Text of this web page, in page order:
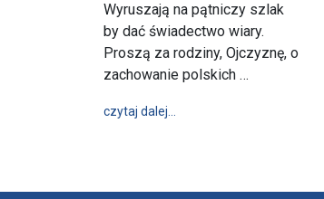
Wyruszają na pątniczy szlak
by dać świadectwo wiary.
Proszą za rodziny, Ojczyznę, o
zachowanie polskich …
czytaj dalej…